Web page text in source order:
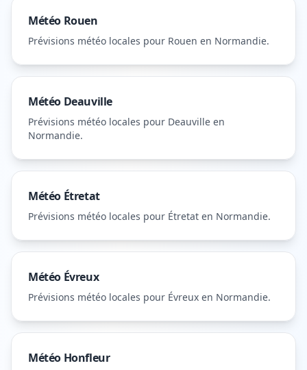
Météo Rouen
Prévisions météo locales pour Rouen en Normandie.
Météo Deauville
Prévisions météo locales pour Deauville en
Normandie.
Météo Étretat
Prévisions météo locales pour Étretat en Normandie.
Météo Évreux
Prévisions météo locales pour Évreux en Normandie.
Météo Honfleur